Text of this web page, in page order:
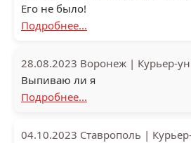
Его не было!
Подробнее...
28.08.2023 Воронеж | Курьер-
Выпиваю ли я
Подробнее...
04.10.2023 Ставрополь |